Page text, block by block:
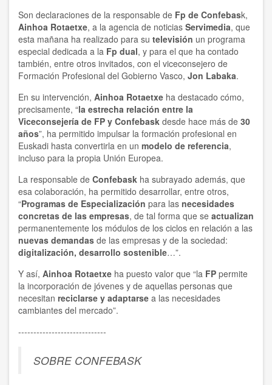
Son declaraciones de la responsable de Fp de Confebask,
Ainhoa Rotaetxe, a la agencia de noticias Servimedia, que
esta mañana ha realizado para su televisión un programa
especial dedicada a la Fp dual, y para el que ha contado
también, entre otros invitados, con el viceconsejero de
Formación Profesional del Gobierno Vasco, Jon Labaka.
En su intervención, Ainhoa Rotaetxe ha destacado cómo,
precisamente, “la estrecha relación entre la
Viceconsejería de FP y Confebask desde hace más de 30
años”, ha permitido impulsar la formación profesional en
Euskadi hasta convertirla en un modelo de referencia,
incluso para la propia Unión Europea.
La responsable de Confebask ha subrayado además, que
esa colaboración, ha permitido desarrollar, entre otros,
“Programas de Especialización para las necesidades
concretas de las empresas, de tal forma que se actualizan
permanentemente los módulos de los ciclos en relación a las
nuevas demandas de las empresas y de la sociedad:
digitalización, desarrollo sostenible…”.
Y así, Ainhoa Rotaetxe ha puesto valor que “la FP permite
la incorporación de jóvenes y de aquellas personas que
necesitan reciclarse y adaptarse a las necesidades
cambiantes del mercado”.
-----------------------------
SOBRE CONFEBASK